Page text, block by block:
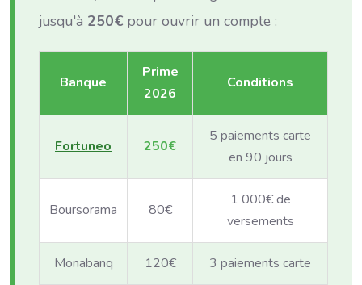
jusqu'à 250€ pour ouvrir un compte :
Banque
Prime
2026
Conditions
Fortuneo 250€
5 paiements carte
en 90 jours
Boursorama 80€
1 000€ de
versements
Monabanq 120€ 3 paiements carte